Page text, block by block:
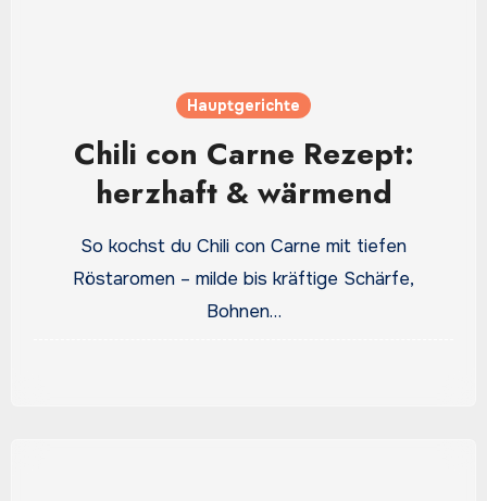
Hauptgerichte
Chili con Carne Rezept:
herzhaft & wärmend
So kochst du Chili con Carne mit tiefen
Röstaromen – milde bis kräftige Schärfe,
Bohnen…